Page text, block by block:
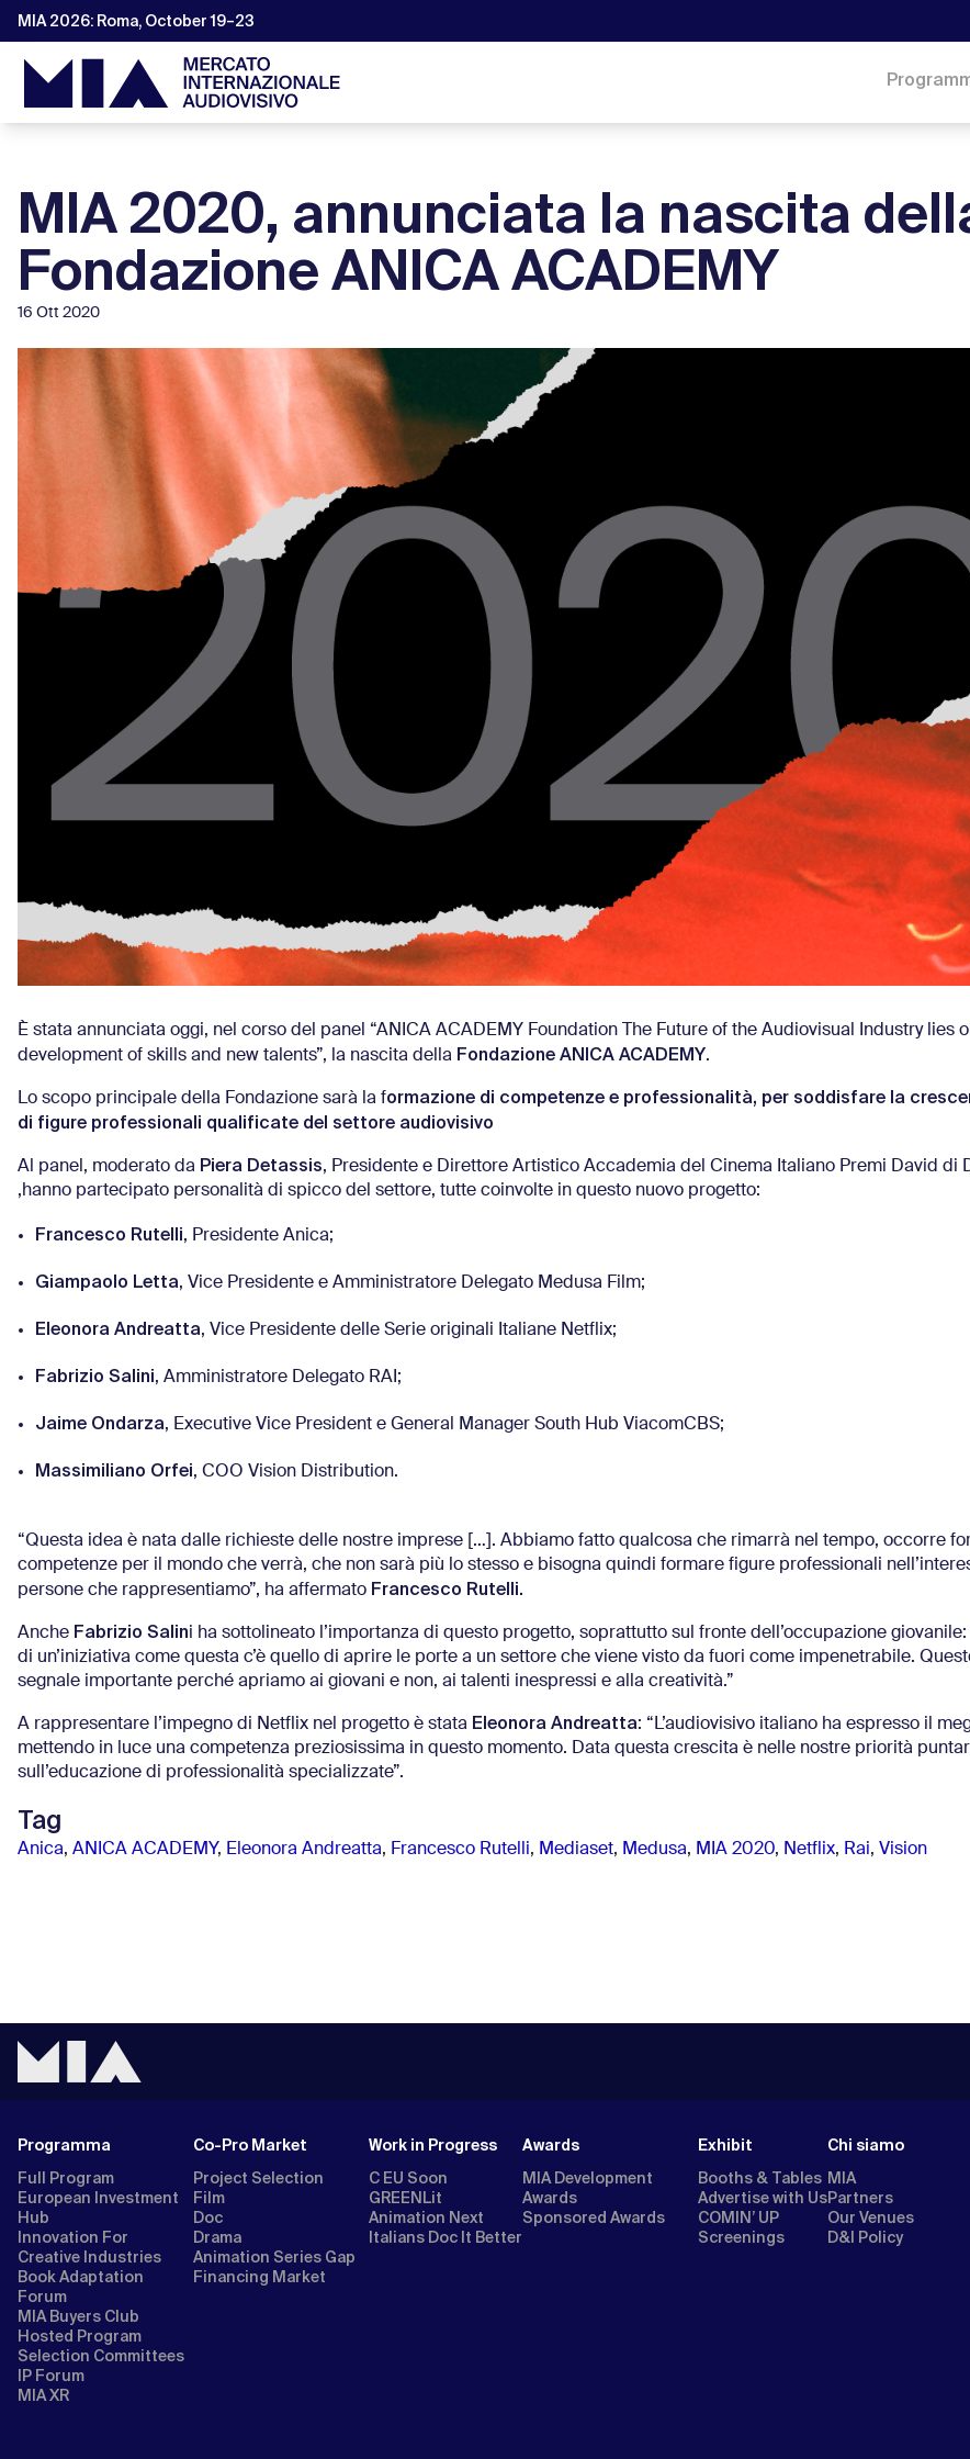
MIA 2026: Roma, October 19–23
MIA 2020, annunciata la nascita
Fondazione ANICA ACADEMY
16 Ott 2020
È stata annunciata oggi, nel corso del panel “ANICA ACADEMY Foundation The Future of the Audiovisual Industry lies
development of skills and new talents”, la nascita della Fondazione ANICA ACADEMY.
Lo scopo principale della Fondazione sarà la formazione di competenze e professionalità, per soddisfare la
di figure professionali qualificate del settore audiovisivo
Al panel, moderato da Piera Detassis, Presidente e Direttore Artistico Accademia del Cinema Italiano Premi David di
,hanno partecipato personalità di spicco del settore, tutte coinvolte in questo nuovo progetto:
Francesco Rutelli, Presidente Anica;
Giampaolo Letta, Vice Presidente e Amministratore Delegato Medusa Film;
Eleonora Andreatta, Vice Presidente delle Serie originali Italiane Netflix;
Fabrizio Salini, Amministratore Delegato RAI;
Jaime Ondarza, Executive Vice President e General Manager South Hub ViacomCBS;
Massimiliano Orfei, COO Vision Distribution.
“Questa idea è nata dalle richieste delle nostre imprese […]. Abbiamo fatto qualcosa che rimarrà nel tempo, occorre
competenze per il mondo che verrà, che non sarà più lo stesso e bisogna quindi formare figure professionali
persone che rappresentiamo”, ha affermato Francesco Rutelli.
Anche Fabrizio Salini ha sottolineato l’importanza di questo progetto, soprattutto sul fronte dell’occupazione giovanile:
di un’iniziativa come questa c’è quello di aprire le porte a un settore che viene visto da fuori come impenetrabile.
segnale importante perché apriamo ai giovani e non, ai talenti inespressi e alla creatività.”
A rappresentare l’impegno di Netflix nel progetto è stata Eleonora Andreatta: “L’audiovisivo italiano ha espresso il
mettendo in luce una competenza preziosissima in questo momento. Data questa crescita è nelle nostre priorità
sull’educazione di professionalità specializzate”.
Tag
Anica, ANICA ACADEMY, Eleonora Andreatta, Francesco Rutelli, Mediaset, Medusa, MIA 2020, Netflix, Rai, Vision
Programma
Full Program
European Investment
Hub
Innovation For
Creative Industries
Book Adaptation
Forum
MIA Buyers Club
Hosted Program
Selection Committees
IP Forum
MIA XR
Co-Pro Market
Project Selection
Film
Doc
Drama
Animation Series Gap
Financing Market
Work in Progress
C EU Soon
GREENLit
Animation Next
Italians Doc It Better
Awards
MIA Development
Awards
Sponsored Awards
Exhibit
Booths & Tables
Advertise with Us
COMIN’ UP
Screenings
Chi siamo
MIA
Partners
Our Venues
D&I Policy